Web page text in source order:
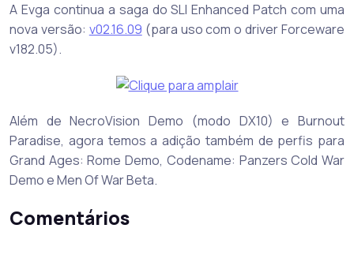
A Evga continua a saga do SLI Enhanced Patch com uma
nova versão: v02.16.09 (para uso com o driver Forceware
v182.05).
Além de NecroVision Demo (modo DX10) e Burnout
Paradise, agora temos a adição também de perfis para
Grand Ages: Rome Demo, Codename: Panzers Cold War
Demo e Men Of War Beta.
Comentários